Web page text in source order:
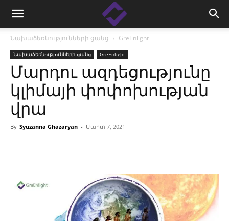
Նախաձեռնությունների ցանց GreEnlight
Նախաձեռնությունների ցանց GreEnlight
Մարդու ազդեցությունը
կլիմայի փոփոխության
վրա
By Syuzanna Ghazaryan - Մարտ 7, 2021